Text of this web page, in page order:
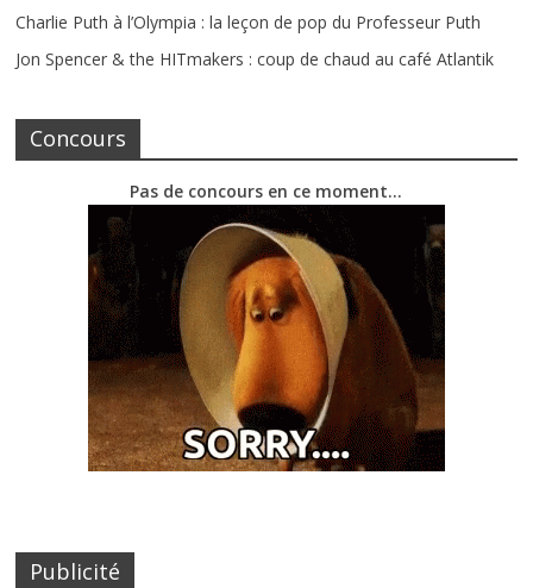
Charlie Puth à l’Olympia : la leçon de pop du Professeur Puth
Jon Spencer & the HITmakers : coup de chaud au café Atlantik
Concours
Pas de concours en ce moment…
Publicité